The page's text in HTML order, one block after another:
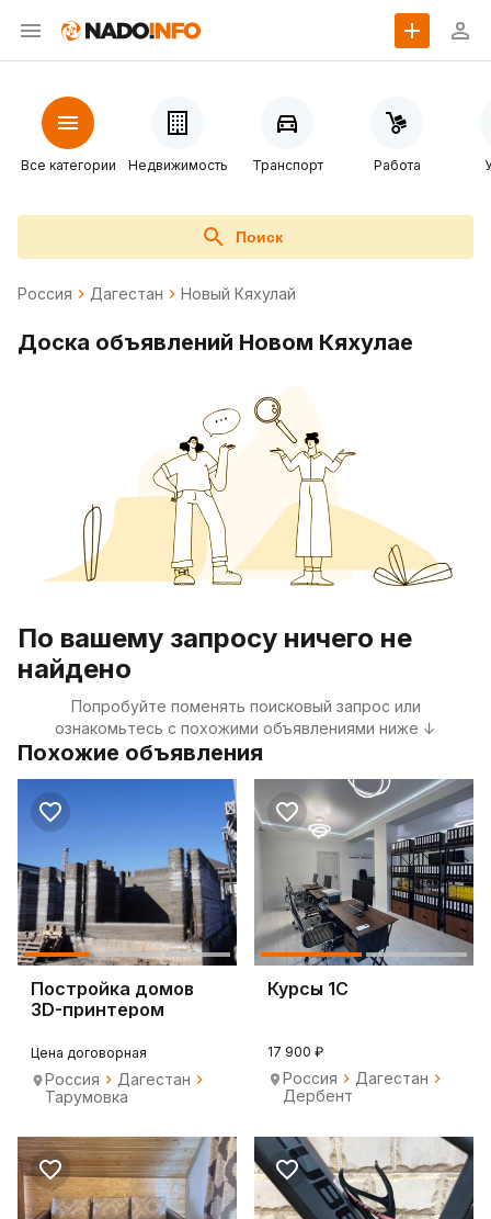
Все категории Недвижимость Транспорт Работа
Поиск
Россия Дагестан Новый Кяхулай
Доска объявлений Новом Кяхулае
По вашему запросу ничего не
найдено
Попробуйте поменять поисковый запрос или
ознакомьтесь с похожими объявлениями ниже ↓
Похожие объявления
Постройка домов
3D-принтером
Цена договорная
Россия
Дагестан
Тарумовка
Курсы 1С
17 900 ₽
Россия
Дагестан
Дербент